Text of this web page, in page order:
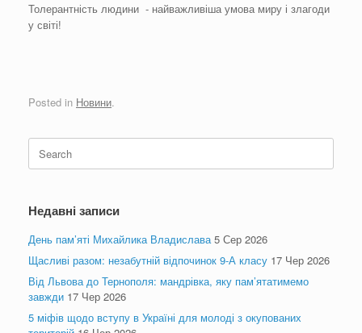
Толерантність людини - найважливіша умова миру і злагоди
у світі!
Posted in Новини.
Search
for:
Недавні записи
День пам’яті Михайлика Владислава 5 Сер 2026
Щасливі разом: незабутній відпочинок 9-А класу 17 Чер 2026
Від Львова до Тернополя: мандрівка, яку пам’ятатимемо
завжди 17 Чер 2026
5 міфів щодо вступу в Україні для молоді з окупованих